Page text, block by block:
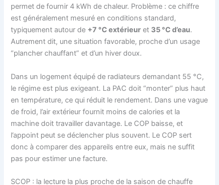
permet de fournir 4 kWh de chaleur. Problème : ce chiffre
est généralement mesuré en conditions standard,
typiquement autour de +7 °C extérieur et 35 °C d’eau.
Autrement dit, une situation favorable, proche d’un usage
“plancher chauffant” et d’un hiver doux.
Dans un logement équipé de radiateurs demandant 55 °C,
le régime est plus exigeant. La PAC doit “monter” plus haut
en température, ce qui réduit le rendement. Dans une vague
de froid, l’air extérieur fournit moins de calories et la
machine doit travailler davantage. Le COP baisse, et
l’appoint peut se déclencher plus souvent. Le COP sert
donc à comparer des appareils entre eux, mais ne suffit
pas pour estimer une facture.
SCOP : la lecture la plus proche de la saison de chauffe